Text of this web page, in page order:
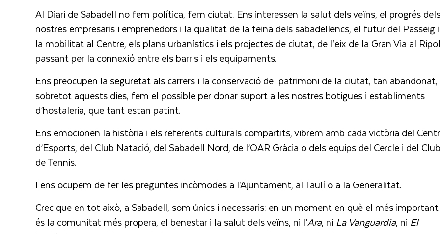
Al Diari de Sabadell no fem política, fem ciutat. Ens interessen la salut dels veïns, el progrés dels
nostres empresaris i emprenedors i la qualitat de la feina dels sabadellencs, el futur del Passeig i
la mobilitat al Centre, els plans urbanístics i els projectes de ciutat, de l’eix de la Gran Via al
passant per la connexió entre els barris i els equipaments.
Ens preocupen la seguretat als carrers i la conservació del patrimoni de la ciutat, tan abandonat,
sobretot aquests dies, fem el possible per donar suport a les nostres botigues i establiments
d’hostaleria, que tant estan patint.
Ens emocionen la història i els referents culturals compartits, vibrem amb cada victòria del
d’Esports, del Club Natació, del Sabadell Nord, de l’OAR Gràcia o dels equips del Cercle i del Club
de Tennis.
I ens ocupem de fer les preguntes incòmodes a l’Ajuntament, al Taulí o a la Generalitat.
Crec que en tot això, a Sabadell, som únics i necessaris: en un moment en què el més important
és la comunitat més propera, el benestar i la salut dels veïns, ni l’Ara, ni La Vanguardia, ni El